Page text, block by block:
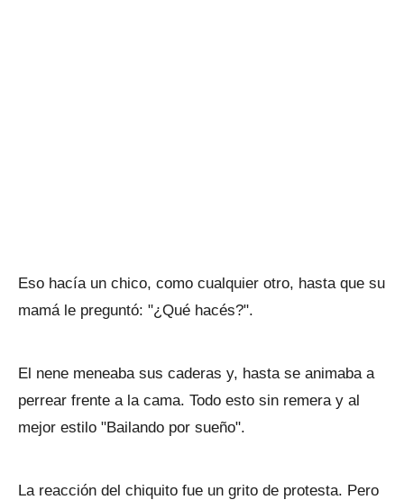
Eso hacía un chico, como cualquier otro, hasta que su
mamá le preguntó: "¿Qué hacés?".
El nene meneaba sus caderas y, hasta se animaba a
perrear frente a la cama. Todo esto sin remera y al
mejor estilo "Bailando por sueño".
La reacción del chiquito fue un grito de protesta. Pero